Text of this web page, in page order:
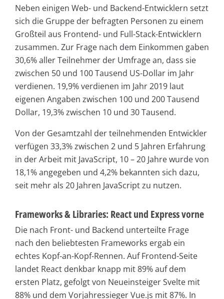
Neben einigen Web- und Backend-Entwicklern setzt
sich die Gruppe der befragten Personen zu einem
Großteil aus Frontend- und Full-Stack-Entwicklern
zusammen. Zur Frage nach dem Einkommen gaben
30,6% aller Teilnehmer der Umfrage an, dass sie
zwischen 50 und 100 Tausend US-Dollar im Jahr
verdienen. 19,9% verdienen im Jahr 2019 laut
eigenen Angaben zwischen 100 und 200 Tausend
Dollar, 19,3% zwischen 10 und 30 Tausend.
Von der Gesamtzahl der teilnehmenden Entwickler
verfügen 33,3% zwischen 2 und 5 Jahren Erfahrung
in der Arbeit mit JavaScript, 10 – 20 Jahre wurde von
18,1% angegeben und 4,2% bekannten sich dazu,
seit mehr als 20 Jahren JavaScript zu nutzen.
Frameworks & Libraries: React und Express vorne
Die nach Front- und Backend unterteilte Frage
nach den beliebtesten Frameworks ergab ein
echtes Kopf-an-Kopf-Rennen. Auf Frontend-Seite
landet React denkbar knapp mit 89% auf dem
ersten Platz, gefolgt von Neueinsteiger Svelte mit
88% und dem Vorjahressieger Vue.js mit 87%. In